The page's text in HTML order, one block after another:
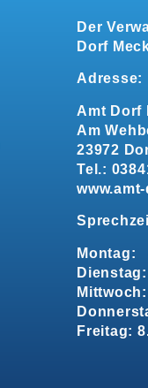
Der
Dorf
Adresse:
Amt Dorf
Am
23972
Tel.:
Montag:
Freitag: